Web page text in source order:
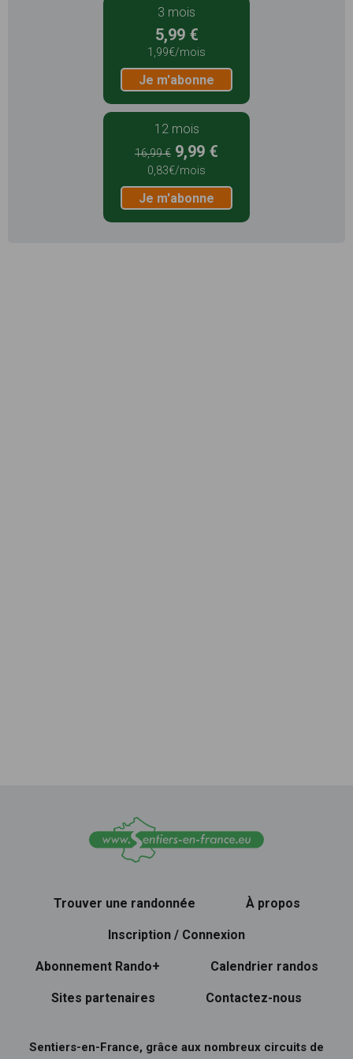
3 mois
5,99 €
1,99€/mois
Je m'abonne
12 mois
16,99 € 9,99 €
0,83€/mois
Je m'abonne
Trouver une randonnée À propos
Inscription / Connexion
Abonnement Rando+ Calendrier randos
Sites partenaires Contactez-nous
Sentiers-en-France, grâce aux nombreux circuits de